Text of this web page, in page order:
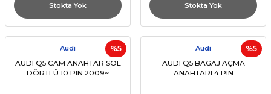
Stokta Yok Stokta Yok
%5
Audi
AUDI Q5 CAM ANAHTAR SOL
DÖRTLÜ 10 PIN 2009~
%5
Audi
AUDI Q5 BAGAJ AÇMA
ANAHTARI 4 PIN